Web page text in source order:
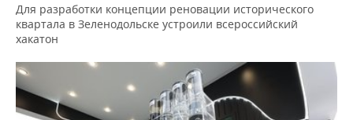
Для разработки концепции реновации исторического
квартала в Зеленодольске устроили всероссийский
хакатон